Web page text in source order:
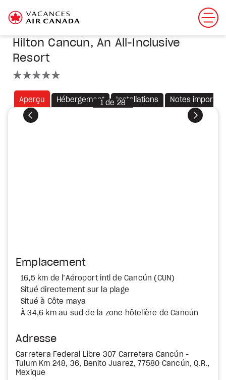
Hilton Cancun, An All-Inclusive
Resort
Aperçu Hébergement Installations Notes
Précédent Suivant
1de 28
Emplacement
16,5 km de l’Aéroport intl de Cancún (CUN)
Situé directement sur la plage
Situé à Côte maya
À 34,6 km au sud de la zone hôtelière de Cancún
Adresse
Carretera Federal Libre 307 Carretera Cancún -
Tulum Km 248, 36, Benito Juarez, 77580 Cancún, Q.R.,
Mexique